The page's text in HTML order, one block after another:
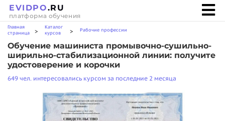
EVIDPO.RU
платформа обучения
Главная
страница
>
Каталог
курсов
> Рабочие профессии
Обучение машиниста промывочно-сушильно-
ширильно-стабилизационной линии: получите
удостоверение и корочки
649 чел. интересовались курсом за последние 2 месяца